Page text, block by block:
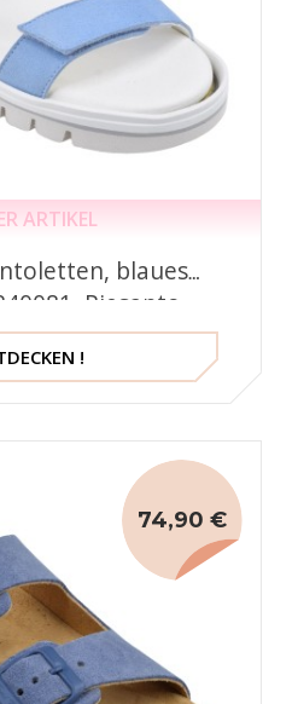
ARTIKEL
blaues
Piesanto
!
74,90 €